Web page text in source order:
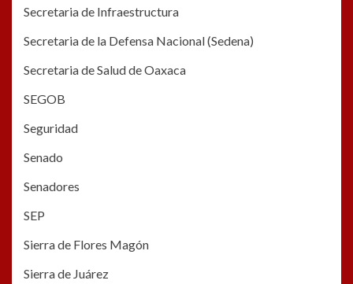
Secretaria de Infraestructura
Secretaria de la Defensa Nacional (Sedena)
Secretaria de Salud de Oaxaca
SEGOB
Seguridad
Senado
Senadores
SEP
Sierra de Flores Magón
Sierra de Juárez